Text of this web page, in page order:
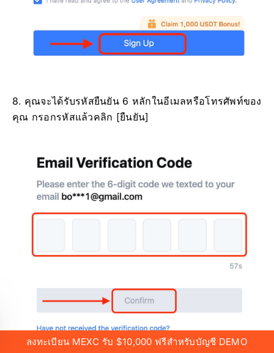
8. คุณจะได้รับรหัสยืนยัน 6 หลักในอีเมลหรือโทรศัพท์ของ
คุณ กรอกรหัสแล้วคลิก [ยืนยัน]
ลงทะเบียน MEXC รับ $10,000 ฟรีสำหรับบัญชี DEMO